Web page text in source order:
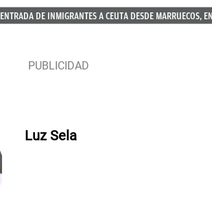
ENTRADA DE INMIGRANTES A CEUTA DESDE MARRUECOS,
Luz Sela